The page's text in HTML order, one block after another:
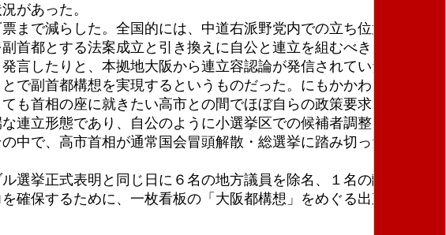
があった。
で減らした。全国的には、中道右派野党内での立ち位置が国民
都とする法案成立と引き換えに自公と連立を組むべき」との主
したりと、本拠地大阪から連立容認論が発信されていた。
副首都構想を実現するというものだった。にもかかわらず、自
首相の座に就きたい高市との間でほぼ自らの政策要求を丸呑み
立形態であり、自公のように小選挙区での候補者調整もおこな
で、高市首相が通常国会冒頭解散・総選挙に踏み切ったのであ
挙正式表明と同じ日に６名の地方議員を除名、１名の離党届を
保するために、一枚看板の「大阪都構想」をめぐる出直しダブ